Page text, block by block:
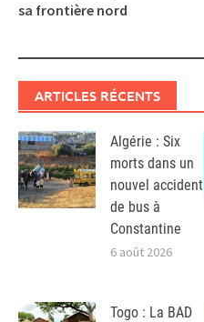
sa frontière nord
ARTICLES RÉCENTS
Algérie : Six
morts dans un
nouvel accident
de bus à
Constantine
6 août 2026
Togo : La BAD